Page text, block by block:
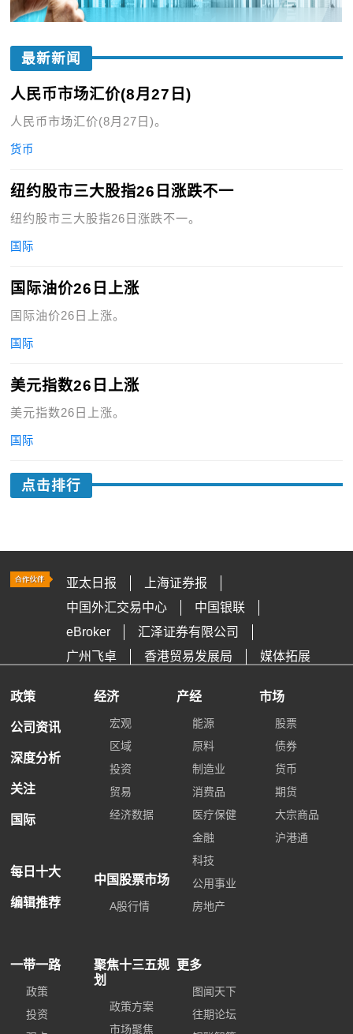
最新新闻
人民币市场汇价(8月27日)
人民币市场汇价(8月27日)。
货币
纽约股市三大股指26日涨跌不一
纽约股市三大股指26日涨跌不一。
国际
国际油价26日上涨
国际油价26日上涨。
国际
美元指数26日上涨
美元指数26日上涨。
国际
点击排行
亚太日报
上海证券报
中国外汇交易中心
中国银联
eBroker
汇泽证券有限公司
广州飞卓
香港贸易发展局 媒体拓展
政策
公司资讯
深度分析
关注
国际
每日十大
编辑推荐
经济
宏观
区域
投资
贸易
经济数据
中国股票市场
A股行情
产经
能源
原料
制造业
消费品
医疗保健
金融
科技
公用事业
房地产
市场
股票
债券
货币
期货
大宗商品
沪港通
一带一路
政策
投资
聚焦十三五规
划
政策方案
市场聚焦
更多
图闻天下
往期论坛